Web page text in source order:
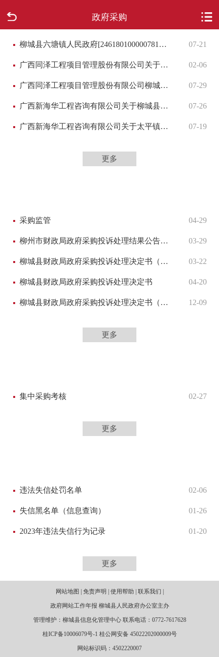
政府采购
走进柳城
网上办事
柳城县六塘镇人民政府[2461801000007816194]柳城县都成装潢部2025-2027年度柳州市柳城县预算单位印刷服务框架协议采购的验收公告 07-21
广西同泽工程项目管理股份有限公司关于柳城县2024年第二批扩大学前教育资源奖补资金项目设备采购（LZZC2025-J1-220001-GXTZ）竞争性谈判公告 02-06
广西同泽工程项目管理股份有限公司柳城县2024年生产障碍耕地治理项目（LZZC2024-C3-220182-GXTZ）的竞争性磋商公告 07-29
广西新海华工程咨询有限公司关于柳城县农业综合行政执法大队50吨渔政趸船项目的公开招标公告 07-26
广西新海华工程咨询有限公司关于太平镇2024年垃圾清运及中转站管理运行服务项目的竞争性磋商公告 07-19
更多
采购监管 04-29
柳州市财政局政府采购投诉处理结果公告（柳财采〔2024〕11号） 03-29
柳城县财政局政府采购投诉处理决定书（柳城财政处〔2023〕1号） 03-22
柳城县财政局政府采购投诉处理决定书 04-20
柳城县财政局政府采购投诉处理决定书（2020-12-9） 12-09
更多
集中采购考核 02-27
更多
违法失信处罚名单 02-06
失信黑名单（信息查询） 01-26
2023年违法失信行为记录 01-20
更多
网站地图 | 免责声明 | 使用帮助 | 联系我们 |
政府网站工作年报 柳城县人民政府办公室主办
管理维护：柳城县信息化管理中心 联系电话：0772-7617628
桂ICP备10006079号-1 桂公网安备 45022202000009号
网站标识码：4502220007